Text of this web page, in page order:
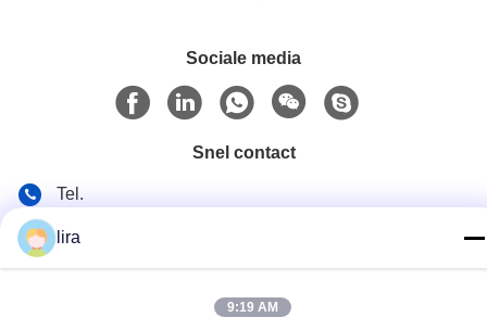
Sociale media
Snel contact
Tel.
86-510-86385783
E-mail
lira
9:19 AM